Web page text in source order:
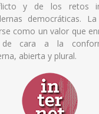
y de los retos
democráticas.
como un valor que
de cara a la
abierta y plural.